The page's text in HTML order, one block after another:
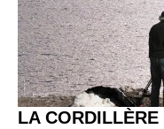
LA